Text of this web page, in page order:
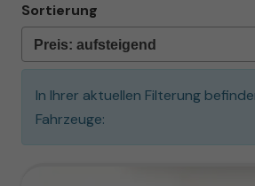
Sortierung
In Ihrer aktuellen Filterung
Fahrzeuge: